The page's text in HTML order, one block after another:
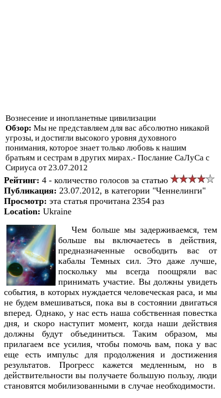
Вознесение и инопланетные цивилизации
Обзор: Мы не представляем для вас абсолютно никакой
угрозы, и достигли высокого уровня духовного
понимания, которое знает только любовь к нашим
братьям и сестрам в других мирах.- Послание СаЛуСа с
Сириуса от 23.07.2012
Рейтинг: 4 - количество голосов за статью
Публикация: 23.07.2012, в категории "Ченнелинги"
Просмотр: эта статья прочитана 2354 раз
Location: Ukraine
Чем больше мы задерживаемся, тем
больше вы включаетесь в действия,
предназначенные освободить вас от
кабалы Темных сил. Это даже лучше,
поскольку мы всегда поощряли вас
принимать участие. Вы должны увидеть
события, в которых нуждается человеческая раса, и мы
не будем вмешиваться, пока вы в состоянии двигаться
вперед. Однако, у нас есть наша собственная повестка
дня, и скоро наступит момент, когда наши действия
должны будут объединиться. Таким образом, мы
прилагаем все усилия, чтобы помочь вам, пока у вас
еще есть импульс для продолжения и достижения
результатов. Прогресс кажется медленным, но в
действительности вы получаете большую пользу, люди
становятся мобилизованными в случае необходимости.